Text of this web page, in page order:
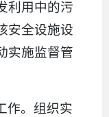
利用中的污
安全设施设
实施监督管
作。组织实